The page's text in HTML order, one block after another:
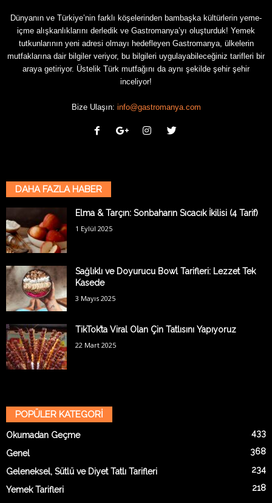
Dünyanın ve Türkiye’nin farklı köşelerinden bambaşka kültürlerin yeme-
içme alışkanlıklarını derledik ve Gastromanya’yı oluşturduk! Yemek
tutkunlarının yeni adresi olmayı hedefleyen Gastromanya, ülkelerin
mutfaklarına dair bilgiler veriyor, bu bilgileri uygulayabileceğiniz tarifleri bir
araya getiriyor. Üstelik Türk mutfağını da aynı şekilde şehir şehir
inceliyor!
Bize Ulaşın: info@gastromanya.com
DAHA FAZLA HABER
Elma & Tarçın: Sonbaharın Sıcacık İkilisi (4 Tarif)
1 Eylül 2025
Sağlıklı ve Doyurucu Bowl Tarifleri: Lezzet Tek
Kasede
3 Mayıs 2025
TikTok’ta Viral Olan Çin Tatlısını Yapıyoruz
22 Mart 2025
POPÜLER KATEGORİ
Okumadan Geçme 433
Genel 368
Geleneksel, Sütlü ve Diyet Tatlı Tarifleri 234
Yemek Tarifleri 218